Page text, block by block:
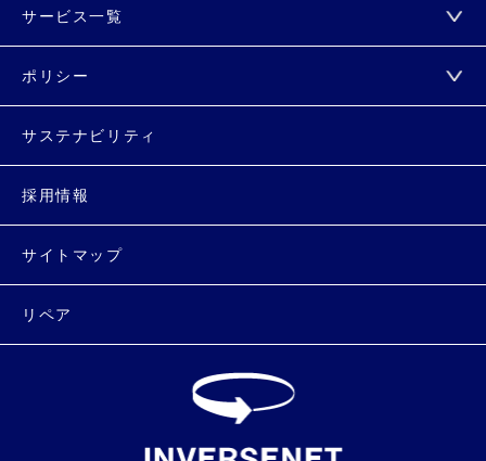
サービス一覧
ポリシー
サステナビリティ
採用情報
サイトマップ
リペア